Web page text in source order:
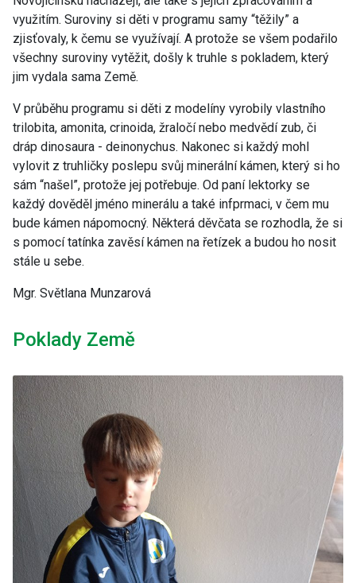
využitím. Suroviny si děti v programu samy “těžily” a
zjisťovaly, k čemu se využívají. A protože se všem podařilo
všechny suroviny vytěžit, došly k truhle s pokladem, který
jim vydala sama Země.
V průběhu programu si děti z modelíny vyrobily vlastního
trilobita, amonita, crinoida, žraločí nebo medvědí zub, či
dráp dinosaura - deinonychus. Nakonec si každý mohl
vylovit z truhličky poslepu svůj minerální kámen, který si ho
sám “našel”, protože jej potřebuje. Od paní lektorky se
každý dověděl jméno minerálu a také infprmaci, v čem mu
bude kámen nápomocný. Některá děvčata se rozhodla, že si
s pomocí tatínka zavěsí kámen na řetízek a budou ho nosit
stále u sebe.
Mgr. Světlana Munzarová
Poklady Země